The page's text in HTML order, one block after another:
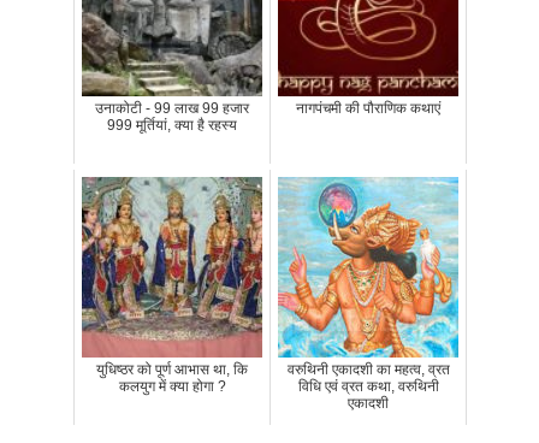
उनाकोटी - 99 लाख 99 हजार
999 मूर्तियां, क्या है रहस्य
नागपंचमी की पौराणिक कथाएं
युधिष्ठर को पूर्ण आभास था, कि
कलयुग में क्या होगा ?
वरुथिनी एकादशी का महत्व, व्रत
विधि एवं व्रत कथा, वरुथिनी
एकादशी